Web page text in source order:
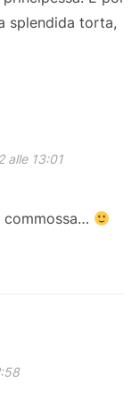
splendida torta,
alle 13:01